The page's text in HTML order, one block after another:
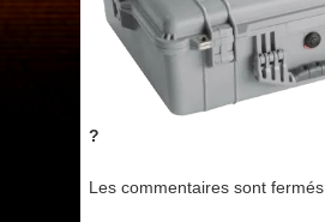
?
Les commentaires sont fermés.